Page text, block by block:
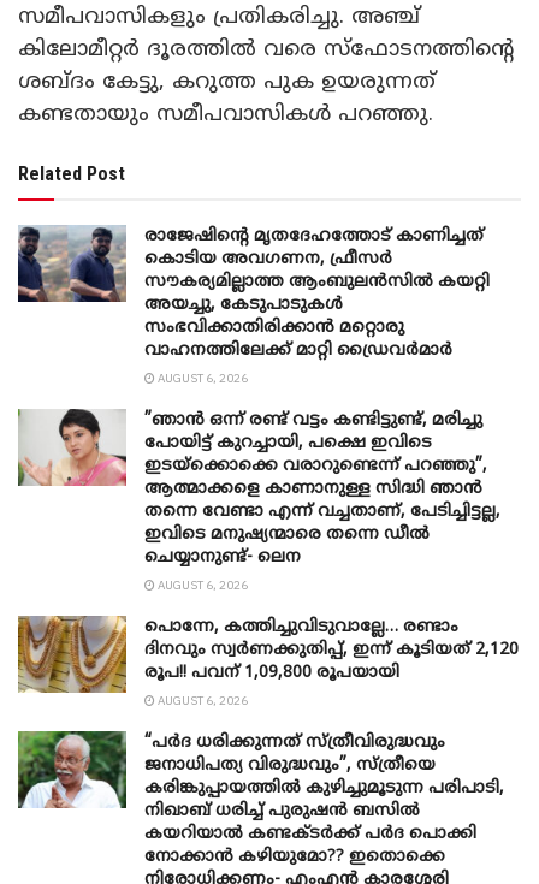
സമീപവാസികളും പ്രതികരിച്ചു. അഞ്ച്
കിലോമീറ്റർ ദൂരത്തിൽ വരെ സ്‌ഫോടനത്തിന്റെ
ശബ്ദം കേട്ടു, കറുത്ത പുക ഉയരുന്നത്
കണ്ടതായും സമീപവാസികൾ പറഞ്ഞു.
Related Post
രാജേഷിന്റെ മൃതദേഹത്തോട് കാണിച്ചത്
കൊടിയ അവഗണന, ഫ്രീസര്‍
സൗകര്യമില്ലാത്ത ആംബുലന്‍സില്‍ കയറ്റി
അയച്ചു, കേടുപാടുകള്‍
സംഭവിക്കാതിരിക്കാന്‍ മറ്റൊരു
വാഹനത്തിലേക്ക് മാറ്റി ഡ്രൈവര്‍മാര്‍
AUGUST 6, 2026
”ഞാന്‍ ഒന്ന് രണ്ട് വട്ടം കണ്ടിട്ടുണ്ട്, മരിച്ചു
പോയിട്ട് കുറച്ചായി, പക്ഷെ ഇവിടെ
ഇടയ്‌ക്കൊക്കെ വരാറുണ്ടെന്ന് പറഞ്ഞു”,
ആത്മാക്കളെ കാണാനുള്ള സിദ്ധി ഞാന്‍
തന്നെ വേണ്ടാ എന്ന് വച്ചതാണ്, പേടിച്ചിട്ടല്ല,
ഇവിടെ മനുഷ്യന്മാരെ തന്നെ ഡീല്‍
ചെയ്യാനുണ്ട്- ലെന
AUGUST 6, 2026
പൊന്നേ, കത്തിച്ചുവിടുവാല്ലേ… രണ്ടാം
ദിനവും സ്വർണക്കുതിപ്പ്, ഇന്ന് കൂടിയത് 2,120
രൂപ!! പവന് 1,09,800 രൂപയായി
AUGUST 6, 2026
“പർദ ധരിക്കുന്നത് സ്ത്രീവിരുദ്ധവും
ജനാധിപത്യ വിരുദ്ധവും”, സ്ത്രീയെ
കരിങ്കുപ്പായത്തിൽ കുഴിച്ചുമൂടുന്ന പരിപാടി,
നിഖാബ് ധരിച്ച് പുരുഷൻ ബസിൽ
കയറിയാൽ കണ്ടക്ടർക്ക് പർദ പൊക്കി
നോക്കാന്‍ കഴിയുമോ?? ഇതൊക്കെ
നിരോധിക്കണം- എംഎന്‍ കാരശ്ശേരി